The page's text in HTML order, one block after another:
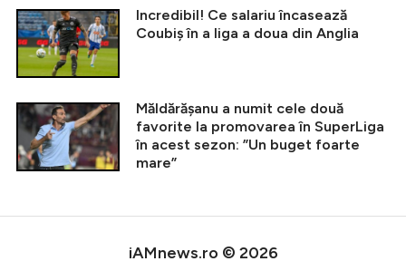
Incredibil! Ce salariu încasează
Coubiș în a liga a doua din Anglia
Măldărășanu a numit cele două
favorite la promovarea în SuperLiga
în acest sezon: ”Un buget foarte
mare”
iAMnews.ro © 2026